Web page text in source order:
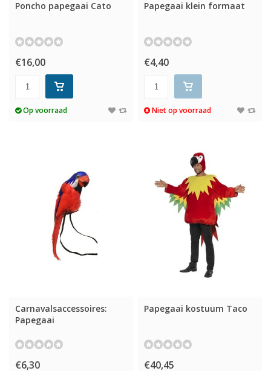
Poncho papegaai Cato
€16,00
Op voorraad
Papegaai klein formaat
€4,40
Niet op voorraad
Carnavalsaccessoires:
Papegaai
€6,30
Papegaai kostuum Taco
€40,45